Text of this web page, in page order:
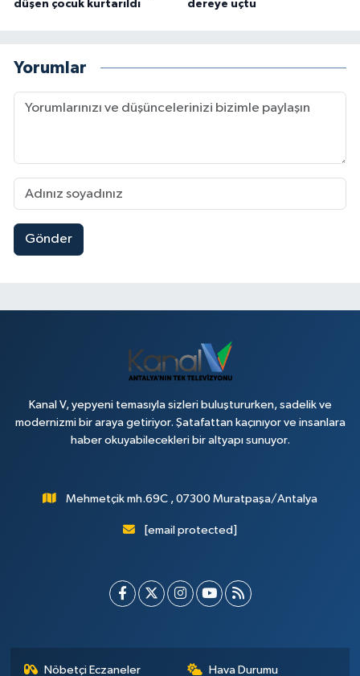
düşen çocuk kurtarıldı
dereye uçtu
Yorumlar
Gönder
Kanal V, yepyeni temasıyla sizleri buluştururken, sadelik ve
modernizmi bir araya getiriyor. Şatafattan kaçınıyor ve insanlara
haber okuyabilecekleri bir altyapı sunuyor.
Mehmetçik mh.69C , 07300 Muratpaşa/Antalya
[email protected]
Nöbetçi Eczaneler Hava Durumu